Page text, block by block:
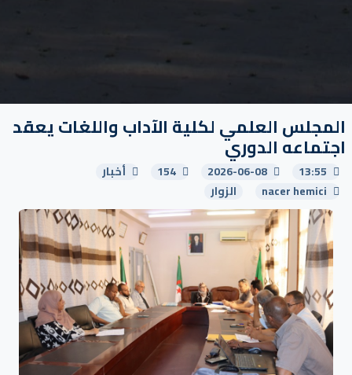
المجلس العلمي لكلية الآداب واللغات يعقد
اجتماعه الدوري
13:55
2026-06-08
154
أخبار
nacer hemici
الزوار